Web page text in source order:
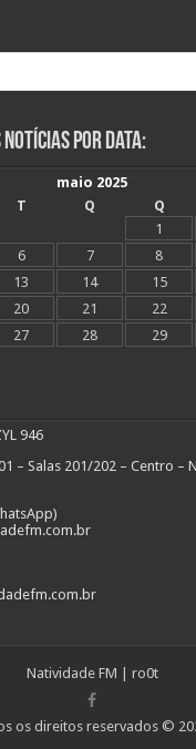
Notícias Por Data:
maio 2025
T Q Q
1
6 7 8
13 14 15
20 21 22
27 28 29
946
– Salas 201/202 – Centro –
Natividade FM ro0t
os direitos reservados ©